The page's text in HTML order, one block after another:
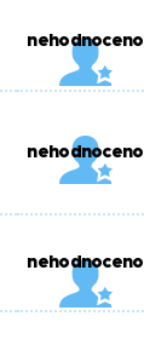
nehodnoceno
nehodnoceno
nehodnoceno